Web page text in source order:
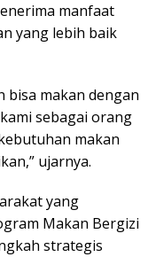
manfaat
yang lebih baik
bisa makan dengan
sebagai orang
makan
ujarnya.
yang
Makan Bergizi
strategis